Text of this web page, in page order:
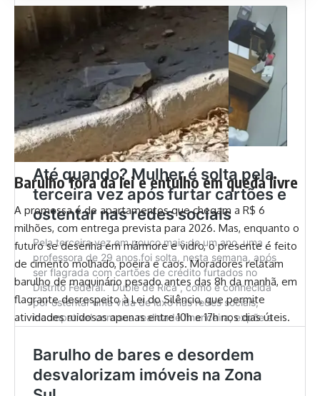
Barulho fora da lei e entulho em queda livre
A promessa é de apartamentos que chegam a R$ 6
milhões, com entrega prevista para 2026. Mas, enquanto o
futuro se desenha em mármore e vidro, o presente é feito
de cimento molhado, poeira e caos. Moradores relatam
barulho de maquinário pesado antes das 8h da manhã, em
flagrante desrespeito à Lei do Silêncio, que permite
atividades ruidosas apenas entre 10h e 17h nos dias úteis.